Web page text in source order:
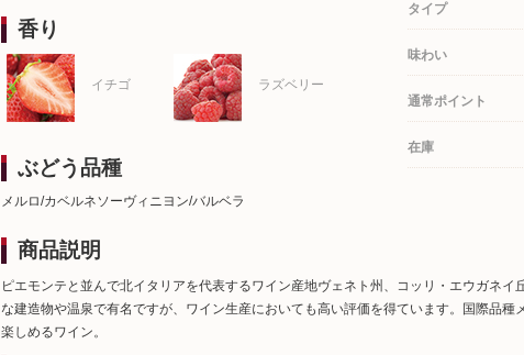
タイプ
味わい
通常ポイント
在庫
香り
イチゴ ラズベリー
ぶどう品種
メルロ/カベルネソーヴィニヨン/バルベラ
商品説明
ピエモンテと並んで北イタリアを代表するワイン産地ヴェネト州、コッリ・エウガネ
な建造物や温泉で有名ですが、ワイン生産においても高い評価を得ています。国際品
楽しめるワイン。